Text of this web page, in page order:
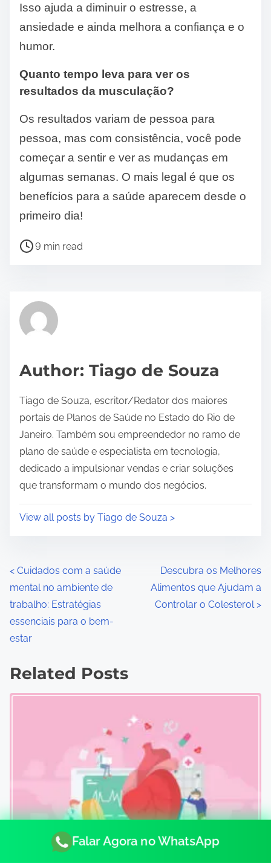
Isso ajuda a diminuir o estresse, a
ansiedade e ainda melhora a confiança e o
humor.
Quanto tempo leva para ver os
resultados da musculação?
Os resultados variam de pessoa para
pessoa, mas com consistência, você pode
começar a sentir e ver as mudanças em
algumas semanas. O mais legal é que os
benefícios para a saúde aparecem desde o
primeiro dia!
P
r
e
t
i
e
9 min read
Author: Tiago de Souza
Tiago de Souza, escritor/Redator dos maiores
portais de Planos de Saúde no Estado do Rio de
Janeiro. Também sou empreendedor no ramo de
plano de saúde e especialista em tecnologia,
dedicado a impulsionar vendas e criar soluções
que transformam o mundo dos negócios.
View all posts by Tiago de Souza >
P
o
s
t
s
n
a
< Cuidados com a saúde
mental no ambiente de
trabalho: Estratégias
essenciais para o bem-
estar
Descubra os Melhores
Alimentos que Ajudam a
Controlar o Colesterol>
Related Posts
Falar Agora no WhatsApp